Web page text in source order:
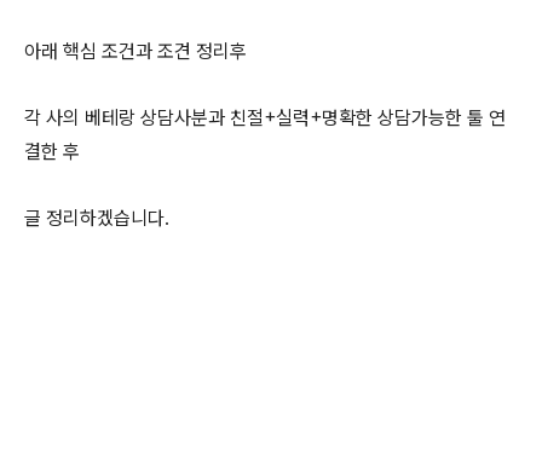
아래 핵심 조건과 조견 정리후
각 사의 베테랑 상담사분과 친절+실력+명확한 상담가능한 툴 연
결한 후
글 정리하겠습니다.